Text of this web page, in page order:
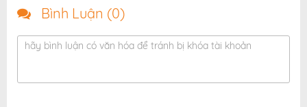
Chương 41
Chương 40
11/03/2026
Bình Luận (0)
hãy bình luận có văn hóa để tránh bị khóa tài khoản